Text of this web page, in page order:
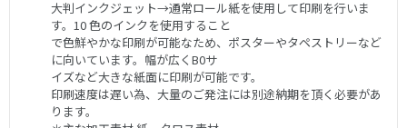
大判インクジェット→通常ロール紙を使用して印刷を行いま
す。10 色のインクを使用すること
で色鮮やかな印刷が可能なため、ポスターやタペストリーなど
に向いています。幅が広くB0サ
イズなど大きな紙面に印刷が可能です。
印刷速度は遅い為、大量のご発注には別途納期を頂く必要があ
ります。